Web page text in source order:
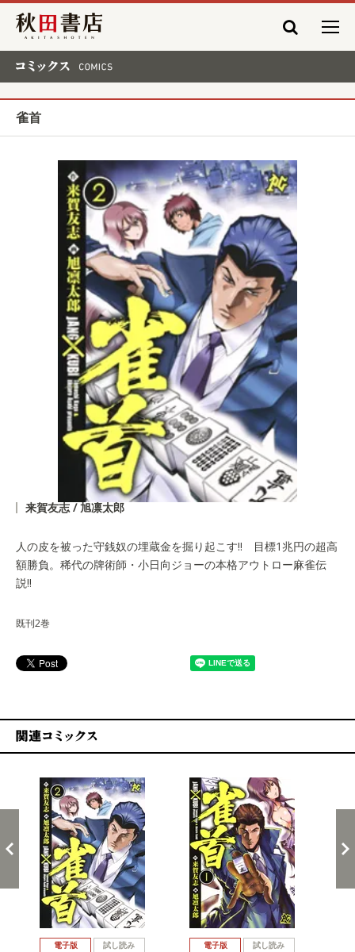
秋田書店
雀首
来賀友志 / 旭凛太郎
人の皮を被った守銭奴の埋蔵金を掘り起こす!! 目標1兆円の超高
額勝負。稀代の牌術師・小日向ジョーの本格アウトロー麻雀伝
説!!
既刊2巻
電子版 試し読み 電子版 試し読み